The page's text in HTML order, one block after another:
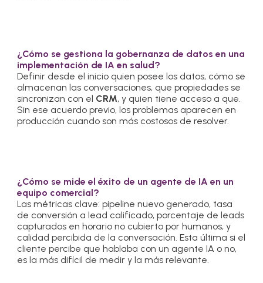
¿Cómo se gestiona la gobernanza de datos en una
implementación de IA en salud?
Definir desde el inicio quien posee los datos, cómo se
almacenan las conversaciones, que propiedades se
sincronizan con el CRM, y quien tiene acceso a que.
Sin ese acuerdo previo, los problemas aparecen en
producción cuando son más costosos de resolver.
¿Cómo se mide el éxito de un agente de IA en un
equipo comercial?
Las métricas clave: pipeline nuevo generado, tasa
de conversión a lead calificado, porcentaje de leads
capturados en horario no cubierto por humanos, y
calidad percibida de la conversación. Esta última si el
cliente percibe que hablaba con un agente IA o no,
es la más difícil de medir y la más relevante.